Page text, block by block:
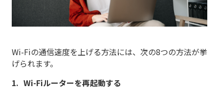
Wi-Fiの通信速度を上げる方法には、次の8つの方法が挙
げられます。
Wi-Fiルーターを再起動する